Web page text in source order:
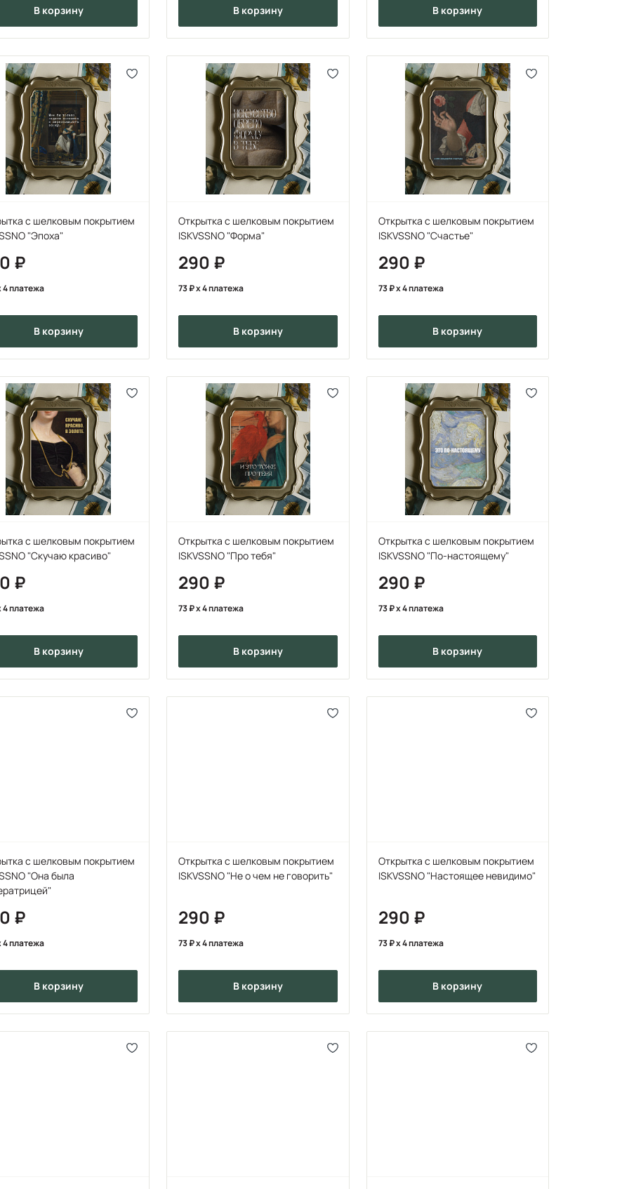
в корзину в корзину в корзину
с шелковым покрытием
"Эпоха"
4 платежа
в корзину
Открытка с шелковым покрытием
ISKVSSNO "Форма"
290
73 x 4 платежа
в корзину
Открытка с шелковым покрытием
ISKVSSNO "Счастье"
290
73 x 4 платежа
в корзину
с шелковым покрытием
"Скучаю красиво"
4 платежа
в корзину
Открытка с шелковым покрытием
ISKVSSNO "Про тебя"
290
73 x 4 платежа
в корзину
Открытка с шелковым покрытием
ISKVSSNO "По-настоящему"
290
73 x 4 платежа
в корзину
с шелковым покрытием
"Она была
4 платежа
в корзину
Открытка с шелковым покрытием
ISKVSSNO "Не о чем не говорить"
290
73 x 4 платежа
в корзину
Открытка с шелковым покрытием
ISKVSSNO "Настоящее невидимо"
290
73 x 4 платежа
в корзину